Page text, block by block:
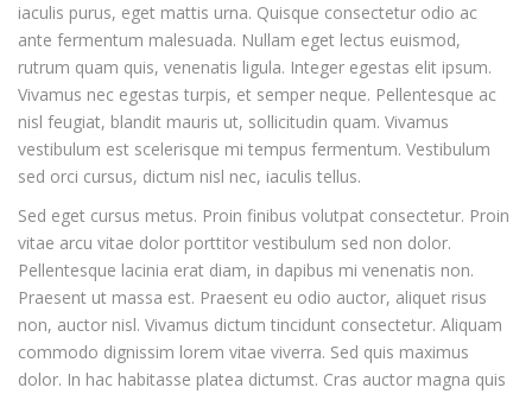
iaculis purus, eget mattis urna. Quisque consectetur odio ac
ante fermentum malesuada. Nullam eget lectus euismod,
rutrum quam quis, venenatis ligula. Integer egestas elit ipsum.
Vivamus nec egestas turpis, et semper neque. Pellentesque ac
nisl feugiat, blandit mauris ut, sollicitudin quam. Vivamus
vestibulum est scelerisque mi tempus fermentum. Vestibulum
sed orci cursus, dictum nisl nec, iaculis tellus.
Sed eget cursus metus. Proin finibus volutpat consectetur. Proin
vitae arcu vitae dolor porttitor vestibulum sed non dolor.
Pellentesque lacinia erat diam, in dapibus mi venenatis non.
Praesent ut massa est. Praesent eu odio auctor, aliquet risus
non, auctor nisl. Vivamus dictum tincidunt consectetur. Aliquam
commodo dignissim lorem vitae viverra. Sed quis maximus
dolor. In hac habitasse platea dictumst. Cras auctor magna quis